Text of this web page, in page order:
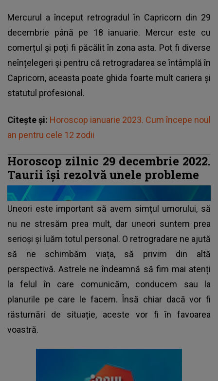
Mercurul a început retrogradul în Capricorn din 29
decembrie până pe 18 ianuarie. Mercur este cu
comerțul și poți fi păcălit în zona asta. Pot fi diverse
neînțelegeri și pentru că retrogradarea se întâmplă în
Capricorn, aceasta poate ghida foarte mult cariera și
statutul profesional.
Citește și: Horoscop ianuarie 2023. Cum începe noul
an pentru cele 12 zodii
Horoscop zilnic 29 decembrie 2022.
Taurii își rezolvă unele probleme
Uneori este important să avem simțul umorului, să
nu ne stresăm prea mult, dar uneori suntem prea
serioși și luăm totul personal. O retrogradare ne ajută
să ne schimbăm viața, să privim din altă
perspectivă. Astrele ne îndeamnă să fim mai atenți
la felul în care comunicăm, conducem sau la
planurile pe care le facem. Însă chiar dacă vor fi
răsturnări de situație, aceste vor fi în favoarea
voastră.